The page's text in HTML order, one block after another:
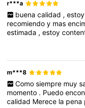
r***a
buena calidad , estoy
recomiendoy mas
estimada ,estoy
m***8
Como siempre muy
momento . Puedo
calidad Merece la pena